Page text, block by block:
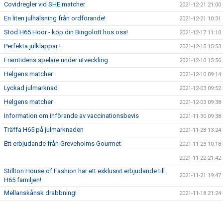
Covidregler vid SHE matcher 2021-12-21 21:00
En liten julhälsning från ordförande! 2021-12-21 10:31
Stöd H65 Höör - köp din Bingolott hos oss! 2021-12-17 11:10
Perfekta julklappar ! 2021-12-15 15:53
Framtidens spelare under utveckling 2021-12-10 15:56
Helgens matcher 2021-12-10 09:14
Lyckad julmarknad 2021-12-03 09:52
Helgens matcher 2021-12-03 09:38
Information om införande av vaccinationsbevis 2021-11-30 09:38
Träffa H65 på julmarknaden 2021-11-28 13:24
Ett erbjudande från Greveholms Gourmet 2021-11-23 10:18
2021-11-22 21:42
Stillton House of Fashion har ett exklusivt erbjudande till
H65 familjen!
2021-11-21 19:47
Mellanskånsk drabbning! 2021-11-18 21:24